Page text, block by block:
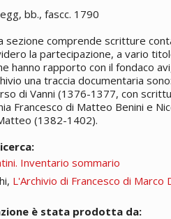
bb., fascc. 1790
sezione comprende scritture
la partecipazione, a vario
hanno rapporto con il fondaco
una traccia documentaria
di Vanni (1376-1377, con
Francesco di Matteo Benini e
(1382-1402).
Inventario sommario
L'Archivio di Francesco di Marco
è stata prodotta da: